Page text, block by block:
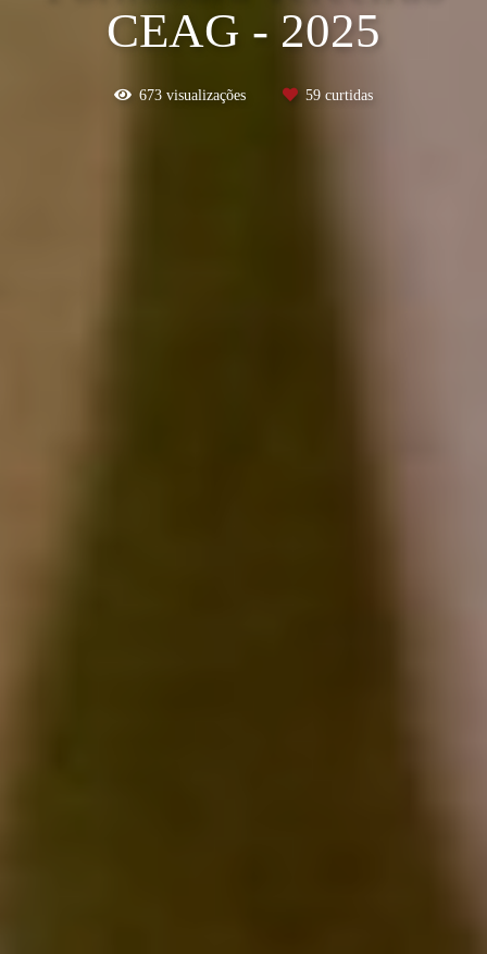
CEAG - 2025
673 visualizações 59 curtidas